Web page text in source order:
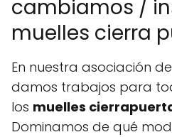
cambiamos /
muelles cierra
En nuestra asociación
damos trabajos para
los muelles
Dominamos de qué